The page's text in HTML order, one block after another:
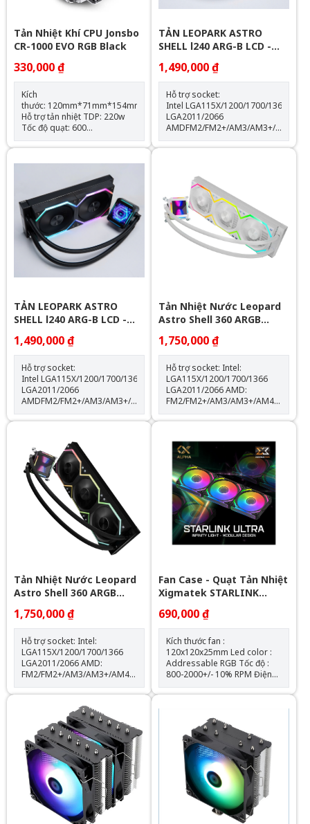
Tản Nhiệt Khí CPU Jonsbo
CR-1000 EVO RGB Black
330,000 ₫
Kích
thước: 120mm*71mm*154mm
Hỗ trợ tản nhiệt TDP: 220w
Tốc độ quạt: 600
-1500RPM(±10%) Hỗ trợ
Socket LGA 1700 & AM5
Trang bị 4 ống đồng dẫn
nhiệt Quạt tản nhiệt: 120mm
TẢN LEOPARK ASTRO
SHELL l240 ARG-B LCD -
1,490,000 ₫
Hỗ trợ socket:
Intel LGA115X/1200/1700/1366
LGA2011/2066
AMDFM2/FM2+/AM3/AM3+/AM4/
Thông số kỹ thuật: Kích thước
quạt: 120*120*25mm Tốc độ
thọ quạt: 40.000 giờ Độ ồn:
31.5dBA Vòng bi: Hydraulic
Tuổi thọ máy bơm: 30.000 giờ
độ ồn: 30dBA tốc độ bơm:
2400 +- 10%
TẢN LEOPARK ASTRO
SHELL l240 ARG-B LCD -
1,490,000 ₫
Hỗ trợ socket:
Intel LGA115X/1200/1700/1366
LGA2011/2066
AMDFM2/FM2+/AM3/AM3+/AM4/AM5
Thông số kỹ thuật: Kích thước
quạt: 120*120*25mm Tốc độ
Lưu lượng gió: 64.3CFM Tuổi
thọ quạt: 40.000 giờ Độ ồn:
31.5dBA Vòng bi: Hydraulic
Tuổi thọ máy bơm: 30.000 giờ
độ ồn: 30dBA tốc độ bơm:
2400 +- 10%
Tản Nhiệt Nước Leopard
Astro Shell 360 ARGB
Digital LCD - White
1,750,000 ₫
Hỗ trợ socket: Intel:
LGA115X/1200/1700/1366
LGA2011/2066 AMD:
FM2/FM2+/AM3/AM3+/AM4/AM5
Kích thước khối rad:
397*120*60.5mm Kích thước
quạt: 600-2000RPM +-10%
Lưu lượng gió: 64.3CFM Tuổi
thọ quạt: 40.000 giờ Độ ồn:
31.5dBA Vòng bi: Hydraulic
Tuổi thọ máy bơm: 30.000 giờ
Độ ồn: 30dBA Tốc độ bơm:
2400 +- 10%
Tản Nhiệt Nước Leopard
Astro Shell 360 ARGB
Digital LCD - Black
1,750,000 ₫
Hỗ trợ socket: Intel:
LGA115X/1200/1700/1366
LGA2011/2066 AMD:
FM2/FM2+/AM3/AM3+/AM4/AM5
Kích thước khối rad:
397*120*60.5mm Kích thước
quạt: 120*120*25mm Tốc độ
quạt: 600-2000RPM +-10%
Lưu lượng gió: 64.3CFM Tuổi
thọ quạt: 40.000 giờ Độ ồn:
31.5dBA Vòng bi: Hydraulic
Tuổi thọ máy bơm: 30.000 giờ
Độ ồn: 30dBA Tốc độ bơm:
2400 +- 10%
Fan Case - Quạt Tản Nhiệt
Xigmatek STARLINK
ULTRA - EN40412 ARGB (
Bộ 3 Fan)
690,000 ₫
Kích thước fan :
120x120x25mm Led color :
Addressable RGB Tốc độ :
800-2000+/- 10% RPM Điện
áp fan : 12v - 0.16A - 1.92W
Điện áp led : 5v - 0.864A -
Pressure : 2.05mmH2O Bộ 3
fan kèm theo hub điều khiển
và remote